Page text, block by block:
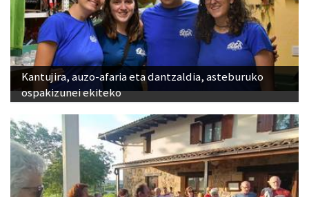
Kantujira, auzo-afaria eta dantzaldia, asteburuko
ospakizunei ekiteko